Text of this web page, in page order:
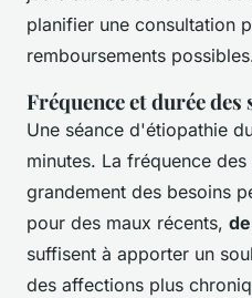
planifier une consultation
remboursements
Fréquence et durée des
Une séance d'étiopathie
minutes. La fréquence
grandement des besoins
pour des maux récents,
suffisent à apporter un
des affections plus